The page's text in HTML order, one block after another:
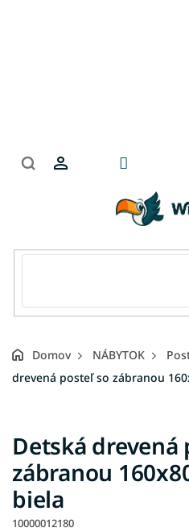
Domov NÁBYTOK
drevená posteľ so zábranou
Detská drevená
zábranou
biela
10000012180